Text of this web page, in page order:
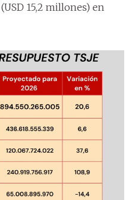
15,2 millones) en